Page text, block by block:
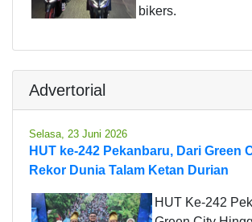
bikers.
Advertorial
Selasa, 23 Juni 2026
HUT ke-242 Pekanbaru, Dari Green
Rekor Dunia Talam Ketan Durian
HUT Ke-242